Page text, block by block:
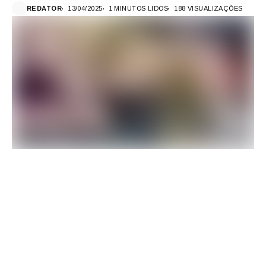
REDATOR 13/04/2025 1 MINUTOS LIDOS 188 VISUALIZAÇÕES